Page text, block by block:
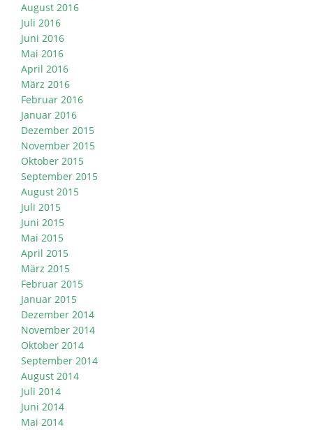
August 2016
Juli 2016
Juni 2016
Mai 2016
April 2016
März 2016
Februar 2016
Januar 2016
Dezember 2015
November 2015
Oktober 2015
September 2015
August 2015
Juli 2015
Juni 2015
Mai 2015
April 2015
März 2015
Februar 2015
Januar 2015
Dezember 2014
November 2014
Oktober 2014
September 2014
August 2014
Juli 2014
Juni 2014
Mai 2014